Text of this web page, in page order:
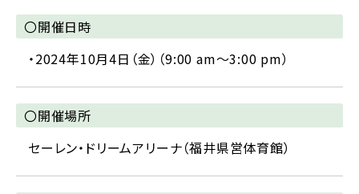
〇開催日時
・2024年10月4日（金）（9:00 am～3:00 pm）
〇開催場所
セーレン・ドリームアリーナ（福井県営体育館）